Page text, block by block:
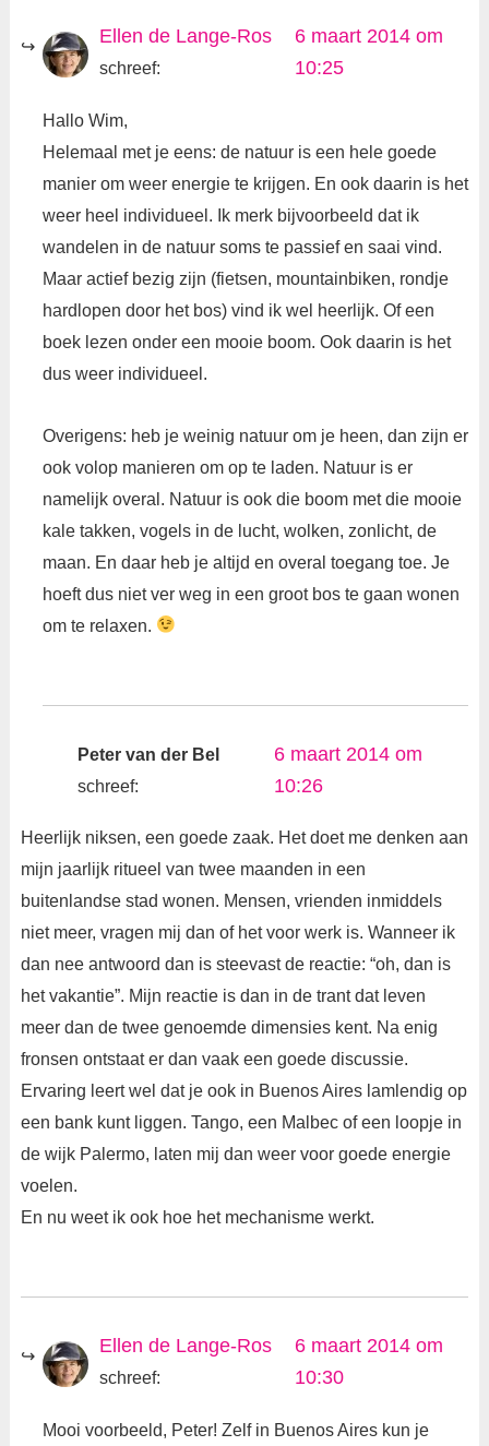
Ellen de Lange-Ros
schreef:
6 maart 2014 om
10:25
Hallo Wim,
Helemaal met je eens: de natuur is een hele goede
manier om weer energie te krijgen. En ook daarin is het
weer heel individueel. Ik merk bijvoorbeeld dat ik
wandelen in de natuur soms te passief en saai vind.
Maar actief bezig zijn (fietsen, mountainbiken, rondje
hardlopen door het bos) vind ik wel heerlijk. Of een
boek lezen onder een mooie boom. Ook daarin is het
dus weer individueel.
Overigens: heb je weinig natuur om je heen, dan zijn er
ook volop manieren om op te laden. Natuur is er
namelijk overal. Natuur is ook die boom met die mooie
kale takken, vogels in de lucht, wolken, zonlicht, de
maan. En daar heb je altijd en overal toegang toe. Je
hoeft dus niet ver weg in een groot bos te gaan wonen
om te relaxen.
Peter van der Bel
schreef:
6 maart 2014 om
10:26
Heerlijk niksen, een goede zaak. Het doet me denken aan
mijn jaarlijk ritueel van twee maanden in een
buitenlandse stad wonen. Mensen, vrienden inmiddels
niet meer, vragen mij dan of het voor werk is. Wanneer ik
dan nee antwoord dan is steevast de reactie: “oh, dan is
het vakantie”. Mijn reactie is dan in de trant dat leven
meer dan de twee genoemde dimensies kent. Na enig
fronsen ontstaat er dan vaak een goede discussie.
Ervaring leert wel dat je ook in Buenos Aires lamlendig op
een bank kunt liggen. Tango, een Malbec of een loopje in
de wijk Palermo, laten mij dan weer voor goede energie
voelen.
En nu weet ik ook hoe het mechanisme werkt.
Ellen de Lange-Ros
schreef:
6 maart 2014 om
10:30
Mooi voorbeeld, Peter! Zelf in Buenos Aires kun je